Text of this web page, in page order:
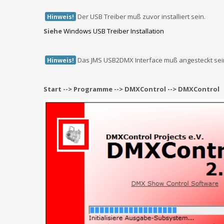
Hinweis! Der USB Treiber muß zuvor installiert sein.
SieheWindows USB Treiber Installation
Hinweis! Das JMS USB2DMX Interface muß angesteckt
Start --> Programme --> DMXControl --> DMXControl